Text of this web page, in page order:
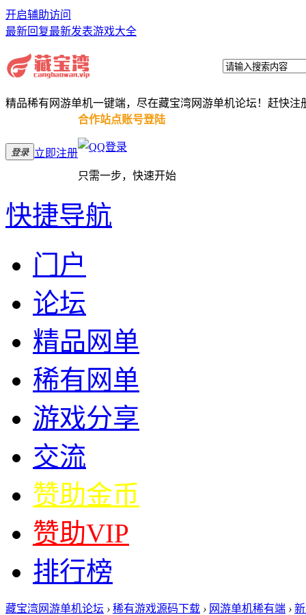
开启辅助访问
最新回复最新发表游戏大全
精品稀有网游单机一键端，尽在藏宝湾网游单机论坛！赶快注
登录 立即注册
合作站点账号登陆
只需一步，快速开始
快捷导航
门户
论坛
精品网单
稀有网单
游戏分享
交流
赞助金币
赞助VIP
排行榜
藏宝湾网游单机论坛 › 稀有游戏源码下载 › 网游单机稀有端 ›